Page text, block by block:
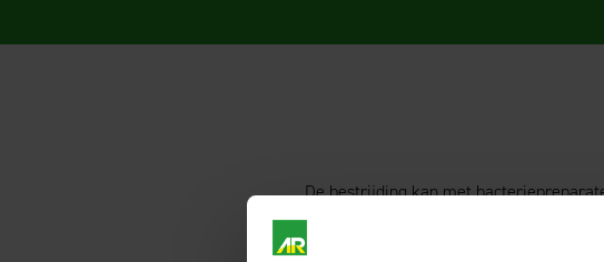
De bestrijding kan met
is specifiek Coragen toegelaten en ook
zowel pruimen als kersen, maar zullen